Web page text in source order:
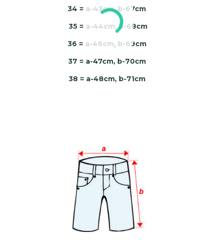
34 = a-43cm, b-67cm
35 = a-44cm, b-68cm
36 = a-46cm, b-69cm
37 = a-47cm, b-70cm
38 = a-48cm, b-71cm